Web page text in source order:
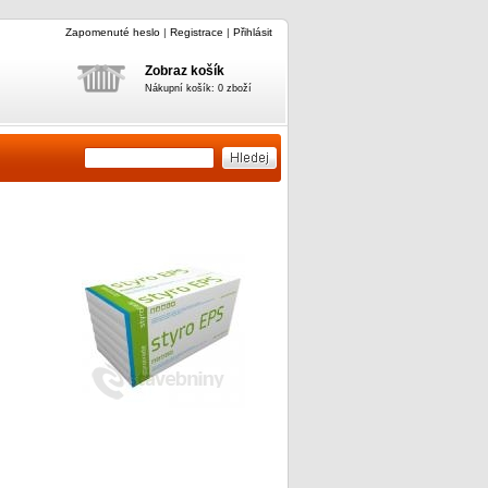
Zapomenuté heslo| Registrace | Přihlásit
Zobraz košík
Nákupní košík: 0 zboží